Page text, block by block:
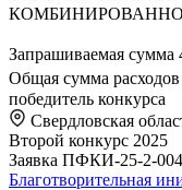
Запрашиваемая сумма
Общая сумма
победитель конкурса
Свердловская
Второй конкурс 2025
Заявка ПФКИ-25-2-
Благотворительная